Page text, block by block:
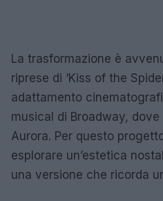
La trasformazione è
riprese di ‘Kiss of the
adattamento
musical di Broadway,
Aurora. Per questo
esplorare un’estetica
una versione che ricorda